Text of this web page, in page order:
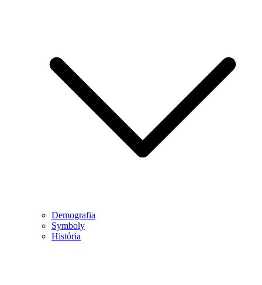
Demografia
Symboly
História